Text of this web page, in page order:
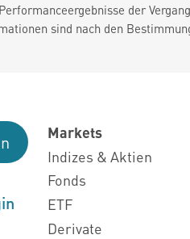
Performanceergebnisse der
sind nach den
Markets
Indizes & Aktien
Fonds
ETF
Derivate